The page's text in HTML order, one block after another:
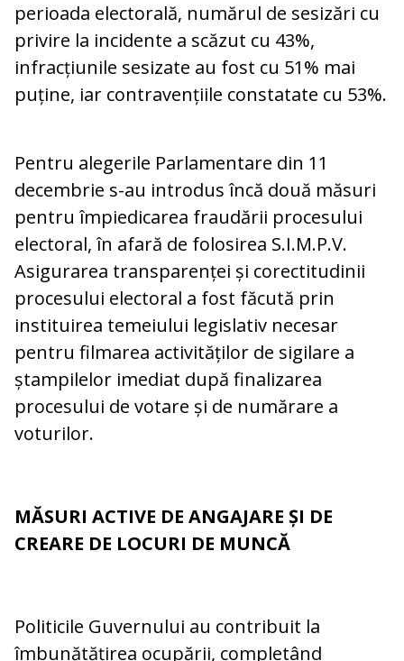
perioada electorală, numărul de sesizări cu
privire la incidente a scăzut cu 43%,
infracțiunile sesizate au fost cu 51% mai
puține, iar contravențiile constatate cu 53%.
Pentru alegerile Parlamentare din 11
decembrie s-au introdus încă două măsuri
pentru împiedicarea fraudării procesului
electoral, în afară de folosirea S.I.M.P.V.
Asigurarea transparenței și corectitudinii
procesului electoral a fost făcută prin
instituirea temeiului legislativ necesar
pentru filmarea activităților de sigilare a
ștampilelor imediat după finalizarea
procesului de votare și de numărare a
voturilor.
MĂSURI ACTIVE DE ANGAJARE ȘI DE
CREARE DE LOCURI DE MUNCĂ
Politicile Guvernului au contribuit la
îmbunătățirea ocupării, completând